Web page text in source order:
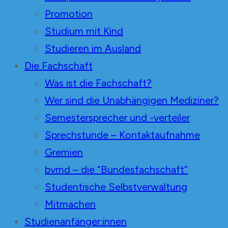
Promotion
Studium mit Kind
Studieren im Ausland
Die Fachschaft
Was ist die Fachschaft?
Wer sind die Unabhängigen Mediziner?
Semestersprecher und -verteiler
Sprechstunde – Kontaktaufnahme
Gremien
bvmd – die “Bundesfachschaft”
Studentische Selbstverwaltung
Mitmachen
Studienanfänger:innen